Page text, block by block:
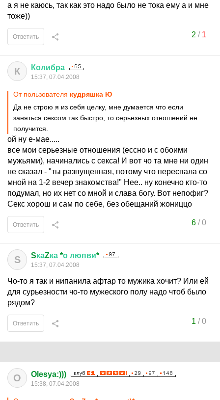
а я не каюсь, так как это надо было не тока ему а и мне
тоже))
2 / 1
Ответить
К Колибра
15:37, 07.04.2008
От пользователя кудряшка Ю
Да не строю я из себя целку, мне думается что если
заняться сексом так быстро, то серьезных отношений не
получится.
ой ну е-мае.....
все мои серьезные отношения (ессно и с обоими
мужьями), начинались с секса! И вот чо та мне ни один
не сказал - "ты разпущенная, потому что переспала со
мной на 1-2 вечер знакомства!" Нее.. ну конечно кто-то
подумал, но их нет со мной и слава богу. Вот непофиг?
Секс хорош и сам по себе, без обещаний жониццо
6/0
Ответить
S SкаZка *о люпви*
15:37, 07.04.2008
Чо-то я так и нипанила афтар то мужика хочит? Или ей
для сурьезности чо-то мужеского полу надо чтоб было
рядом?
1 /0
Ответить
O Olesya:)))
15:38, 07.04.2008